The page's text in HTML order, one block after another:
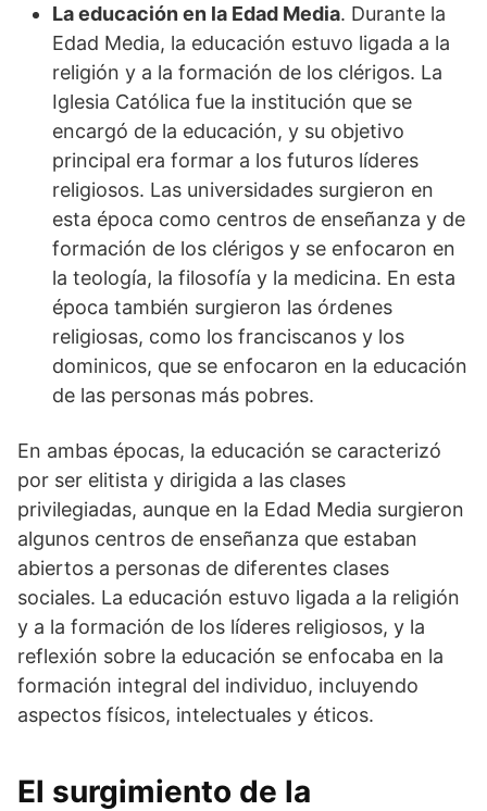
La educación en la Edad Media. Durante la
Edad Media, la educación estuvo ligada a la
religión y a la formación de los clérigos. La
Iglesia Católica fue la institución que se
encargó de la educación, y su objetivo
principal era formar a los futuros líderes
religiosos. Las universidades surgieron en
esta época como centros de enseñanza y de
formación de los clérigos y se enfocaron en
la teología, la filosofía y la medicina. En esta
época también surgieron las órdenes
religiosas, como los franciscanos y los
dominicos, que se enfocaron en la educación
de las personas más pobres.
En ambas épocas, la educación se caracterizó
por ser elitista y dirigida a las clases
privilegiadas, aunque en la Edad Media surgieron
algunos centros de enseñanza que estaban
abiertos a personas de diferentes clases
sociales. La educación estuvo ligada a la religión
y a la formación de los líderes religiosos, y la
reflexión sobre la educación se enfocaba en la
formación integral del individuo, incluyendo
aspectos físicos, intelectuales y éticos.
El surgimiento de la